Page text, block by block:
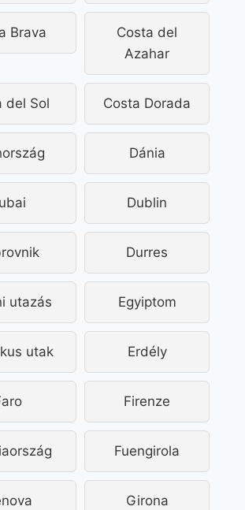
Brava
Costa del
Azahar
del Sol Costa Dorada
Dánia
Dublin
Durres
utazás Egyiptom
utak Erdély
Firenze
Fuengirola
Girona